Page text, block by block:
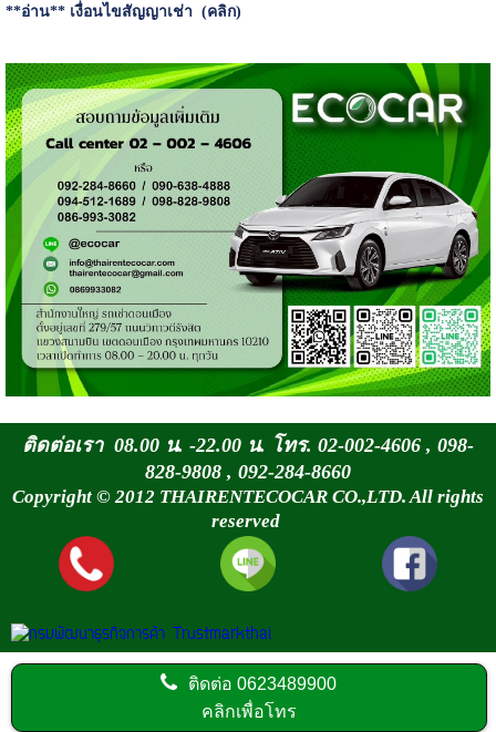
**อ่าน** เงื่อนไขสัญญาเช่า (คลิก)
ติดต่อเรา 08.00 น. -22.00 น. โทร. 02-002-4606 , 098-
828-9808 , 092-284-8660
Copyright © 2012 THAIRENTECOCAR CO.,LTD. All rights
reserved
ติดต่อ0623489900
คลิกเพื่อโทร